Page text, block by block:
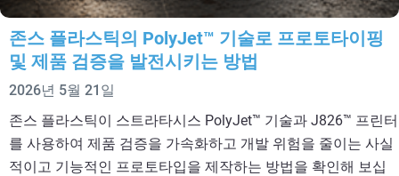
존스 플라스틱의 PolyJet™ 기술로 프로토타이핑
및 제품 검증을 발전시키는 방법
2026년 5월 21일
존스 플라스틱이 스트라타시스 PolyJet™ 기술과 J826™ 프린터
를 사용하여 제품 검증을 가속화하고 개발 위험을 줄이는 사실
적이고 기능적인 프로토타입을 제작하는 방법을 확인해 보십